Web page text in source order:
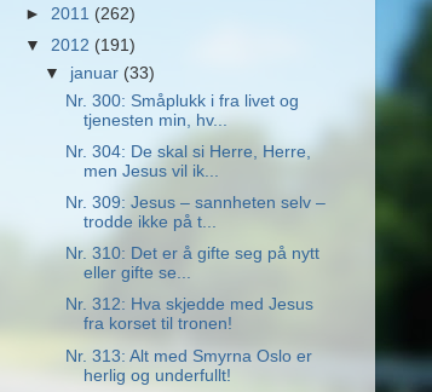
► 2011 (262)
▼ 2012 (191)
▼ januar (33)
Nr. 300: Småplukk i fra livet og
tjenesten min, hv...
Nr. 304: De skal si Herre, Herre,
men Jesus vil ik...
Nr. 309: Jesus – sannheten selv –
trodde ikke på t...
Nr. 310: Det er å gifte seg på nytt
eller gifte se...
Nr. 312: Hva skjedde med Jesus
fra korset til tronen!
Nr. 313: Alt med Smyrna Oslo er
herlig og underfullt!